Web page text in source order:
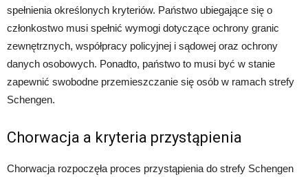
spełnienia określonych kryteriów. Państwo ubiegające się o
członkostwo musi spełnić wymogi dotyczące ochrony granic
zewnętrznych, współpracy policyjnej i sądowej oraz ochrony
danych osobowych. Ponadto, państwo to musi być w stanie
zapewnić swobodne przemieszczanie się osób w ramach strefy
Schengen.
Chorwacja a kryteria przystąpienia
Chorwacja rozpoczęła proces przystąpienia do strefy Schengen